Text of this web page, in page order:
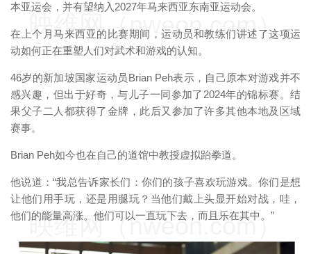
本亚运会，并有望纳入2027年马来西亚东南亚运动会。
在上个月马来西亚的比赛期间，运动员和教练们讲述了这项运
动如何正在重塑人们对武术和游戏的认知。
46岁的新加坡国家运动员Brian Peh表示，自己原本对游戏并不
感兴趣，但出于好奇，与儿子一同参加了2024年的锦标赛。结
果父子二人都获得了金牌，此后又参加了许多其他本地及区域
赛事。
Brian Peh如今也在自己的道馆中教授虚拟跆拳道。
他说道：“我总告诉家长们：你们的孩子喜欢玩游戏。你们是想
让他们用手玩，还是用腿玩？当他们戴上头显开始对战，哇，
他们的能量高涨。他们可以一直玩下去，而且乐在其中。”
映维网（nweon.com）
映维网（nweon.com）